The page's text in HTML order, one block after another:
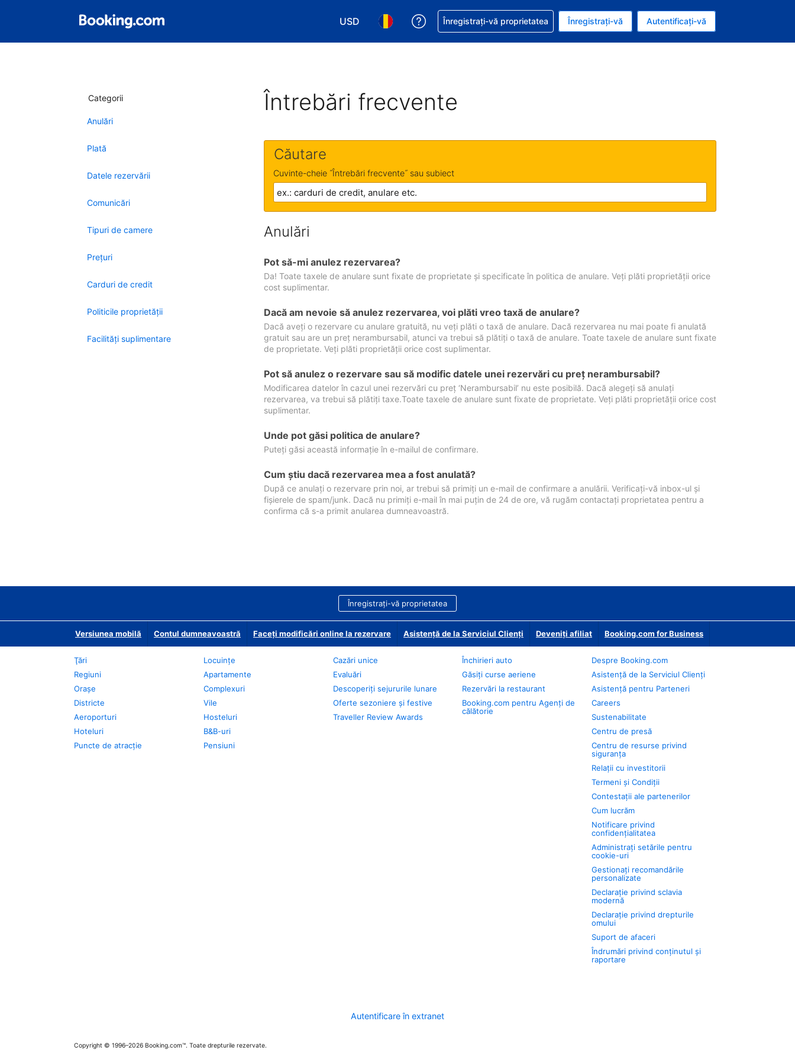
USD
Alegeţi moneda. Moneda actuală este Dolar american
Alegeți limba. Limba actuală este Română
Primiți asistență cu privire la rezervarea dvs.
Înregistrați-vă proprietatea Înregistrați-vă Autentificați-vă
Categorii
Anulări
Plată
Datele rezervării
Comunicări
Tipuri de camere
Preţuri
Carduri de credit
Politicile proprietății
Facilităţi suplimentare
Întrebări frecvente
Căutare
Cuvinte-cheie ˝Întrebări frecvente˝ sau subiect
Anulări
Pot să-mi anulez rezervarea?
Da! Toate taxele de anulare sunt fixate de proprietate și specificate în politica de anulare. Veți plăti proprietății orice
cost suplimentar.
Dacă am nevoie să anulez rezervarea, voi plăti vreo taxă de anulare?
Dacă aveți o rezervare cu anulare gratuită, nu veți plăti o taxă de anulare. Dacă rezervarea nu mai poate fi anulată
gratuit sau are un preț nerambursabil, atunci va trebui să plătiți o taxă de anulare. Toate taxele de anulare sunt fixate
de proprietate. Veți plăti proprietății orice cost suplimentar.
Pot să anulez o rezervare sau să modific datele unei rezervări cu preţ nerambursabil?
Modificarea datelor în cazul unei rezervări cu preț ‘Nerambursabil’ nu este posibilă. Dacă alegeți să anulați
rezervarea, va trebui să plătiți taxe.Toate taxele de anulare sunt fixate de proprietate. Veți plăti proprietății orice cost
suplimentar.
Unde pot găsi politica de anulare?
Puteți găsi această informație în e-mailul de confirmare.
Cum ştiu dacă rezervarea mea a fost anulată?
După ce anulați o rezervare prin noi, ar trebui să primiți un e-mail de confirmare a anulării. Verificați-vă inbox-ul și
fișierele de spam/junk. Dacă nu primiți e-mail în mai puțin de 24 de ore, vă rugăm contactați proprietatea pentru a
confirma că s-a primit anularea dumneavoastră.
Înregistrați-vă proprietatea
Versiunea mobilă Contul dumneavoastră Faceți modificări online la rezervare Asistență de la Serviciul Clienți Deveniţi afiliat Booking.com for Business
Ţări
Regiuni
Oraşe
Districte
Aeroporturi
Hoteluri
Puncte de atracţie
Locuințe
Apartamente
Complexuri
Vile
Hosteluri
B&B-uri
Pensiuni
Cazări unice
Evaluări
Descoperiți sejururile lunare
Oferte sezoniere și festive
Traveller Review Awards
Închirieri auto
Găsiți curse aeriene
Rezervări la restaurant
Booking.com pentru Agenți de
călătorie
Despre Booking.com
Asistență de la Serviciul Clienți
Asistență pentru Parteneri
Careers
Sustenabilitate
Centru de presă
Centru de resurse privind
siguranța
Relații cu investitorii
Termeni și Condiții
Contestații ale partenerilor
Cum lucrăm
Notificare privind
confidențialitatea
Administrați setările pentru
cookie-uri
Gestionați recomandările
personalizate
Declarație privind sclavia
modernă
Declarație privind drepturile
omului
Suport de afaceri
Îndrumări privind conținutul și
raportare
Autentificare în extranet
Copyright © 1996–2026 Booking.com™. Toate drepturile rezervate.